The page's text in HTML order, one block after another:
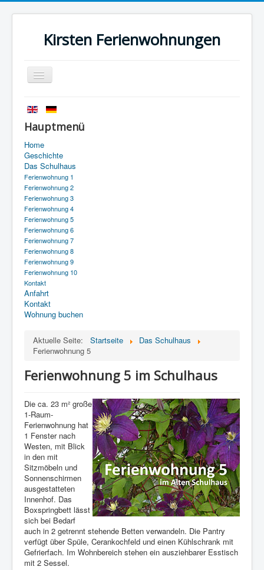
Kirsten Ferienwohnungen
Navigation
an/aus
Startseite
Geschichte
Das Schulhaus
Anfahrt
Kontakt
Impressum
Datenschutz
Hauptmenü
Home
Geschichte
Das Schulhaus
Ferienwohnung 1
Ferienwohnung 2
Ferienwohnung 3
Ferienwohnung 4
Ferienwohnung 5
Ferienwohnung 6
Ferienwohnung 7
Ferienwohnung 8
Ferienwohnung 9
Ferienwohnung 10
Kontakt
Anfahrt
Kontakt
Wohnung buchen
Aktuelle Seite: Startseite
Das Schulhaus
Ferienwohnung 5
Ferienwohnung 5 im Schulhaus
Die ca. 23 m² große
1-Raum-
Ferienwohnung hat
1 Fenster nach
Westen, mit Blick
in den mit
Sitzmöbeln und
Sonnenschirmen
ausgestatteten
Innenhof. Das
Boxspringbett lässt
sich bei Bedarf
auch in 2 getrennt stehende Betten verwandeln. Die Pantry
verfügt über Spüle, Cerankochfeld und einen Kühlschrank mit
Gefrierfach. Im Wohnbereich stehen ein ausziehbarer Esstisch
mit 2 Sessel.